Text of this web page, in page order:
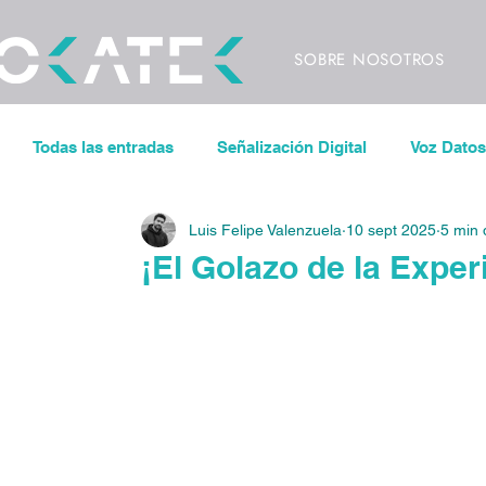
SOBRE NOSOTROS
Todas las entradas Señalización Digital Voz Datos
Sonorización Control de iluminación
¡El Golazo de la
Luis Felipe Valenzuela 10 sept 2025 5 min